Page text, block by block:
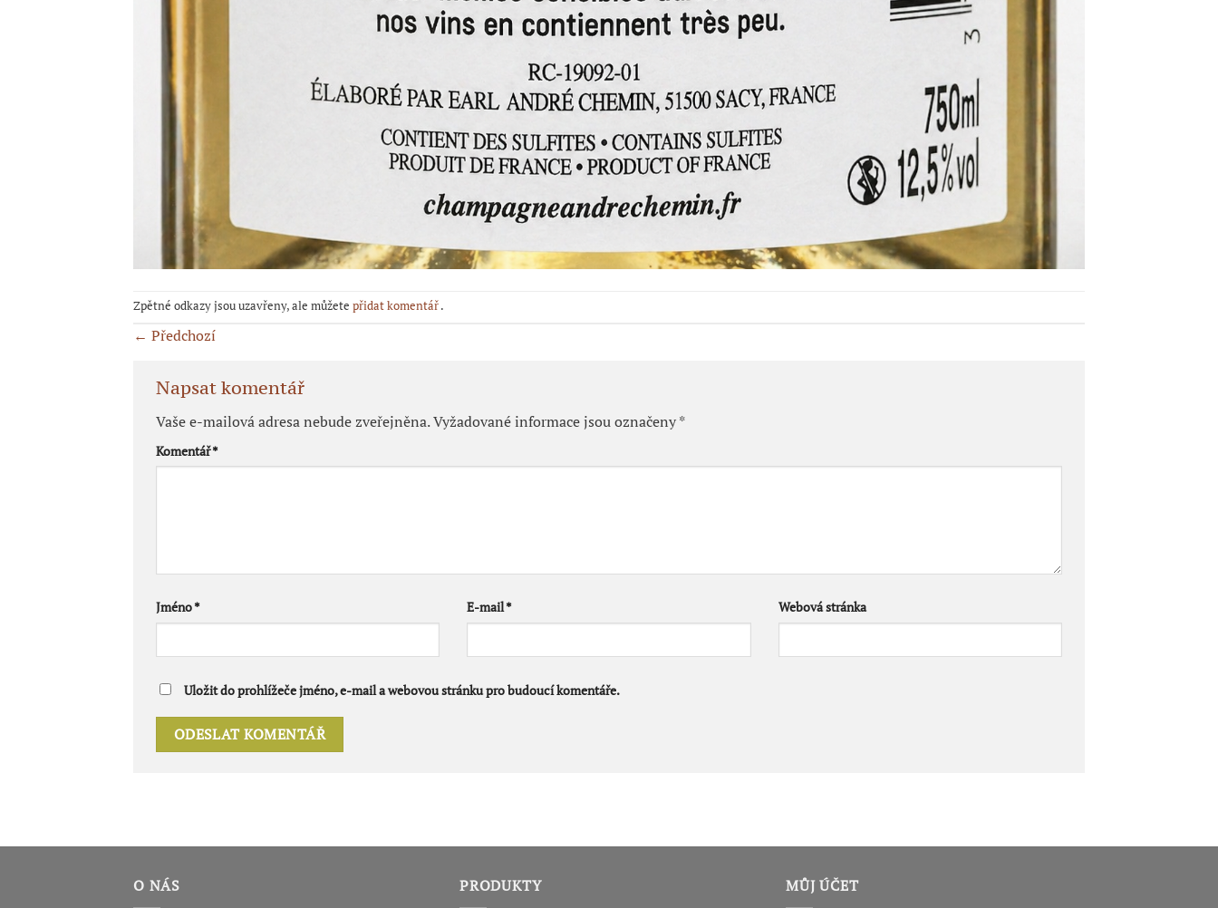
Zpětné odkazy jsou uzavřeny, ale můžete přidat komentář.
← Předchozí
Napsat komentář
Vaše e-mailová adresa nebude zveřejněna.Vyžadované informace jsou označeny*
Komentář*
Jméno* E-mail* Webová stránka
Uložit do prohlížeče jméno, e-mail a webovou stránku pro budoucí komentáře.
O NÁS PRODUKTY MŮJ ÚČET